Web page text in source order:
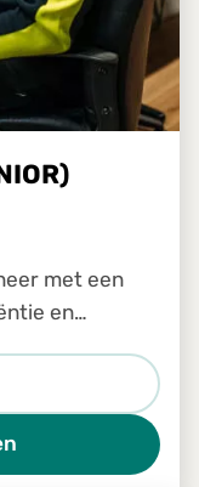
met een
en
spelen in het